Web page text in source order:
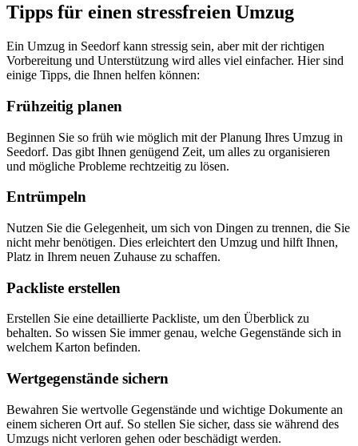
Tipps für einen stressfreien Umzug
Ein Umzug in Seedorf kann stressig sein, aber mit der richtigen
Vorbereitung und Unterstützung wird alles viel einfacher. Hier sind
einige Tipps, die Ihnen helfen können:
Frühzeitig planen
Beginnen Sie so früh wie möglich mit der Planung Ihres Umzug in
Seedorf. Das gibt Ihnen genügend Zeit, um alles zu organisieren
und mögliche Probleme rechtzeitig zu lösen.
Entrümpeln
Nutzen Sie die Gelegenheit, um sich von Dingen zu trennen, die Sie
nicht mehr benötigen. Dies erleichtert den Umzug und hilft Ihnen,
Platz in Ihrem neuen Zuhause zu schaffen.
Packliste erstellen
Erstellen Sie eine detaillierte Packliste, um den Überblick zu
behalten. So wissen Sie immer genau, welche Gegenstände sich in
welchem Karton befinden.
Wertgegenstände sichern
Bewahren Sie wertvolle Gegenstände und wichtige Dokumente an
einem sicheren Ort auf. So stellen Sie sicher, dass sie während des
Umzugs nicht verloren gehen oder beschädigt werden.